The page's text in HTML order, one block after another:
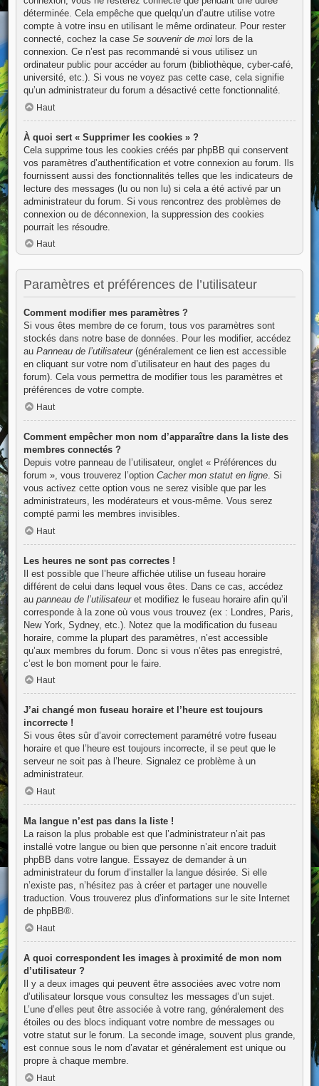
déterminée. Cela empêche que quelqu’un d’autre utilise votre
compte à votre insu en utilisant le même ordinateur. Pour rester
connecté, cochez la case Se souvenir de moilors de la
connexion. Ce n’est pas recommandé si vous utilisez un
ordinateur public pour accéder au forum (bibliothèque, cyber-café,
université, etc.). Si vous ne voyez pas cette case, cela signifie
qu’un administrateur du forum a désactivé cette fonctionnalité.
Haut
À quoi sert « Supprimer les cookies » ?
Cela supprime tous les cookies créés par phpBB qui conservent
vos paramètres d’authentification et votre connexion au forum. Ils
fournissent aussi des fonctionnalités telles que les indicateurs de
lecture des messages (lu ou non lu) si cela a été activé par un
administrateur du forum. Si vous rencontrez des problèmes de
connexion ou de déconnexion, la suppression des cookies
pourrait les résoudre.
Haut
Paramètres et préférences de l’utilisateur
Comment modifier mes paramètres ?
Si vous êtes membre de ce forum, tous vos paramètres sont
stockés dans notre base de données. Pour les modifier, accédez
au Panneau de l’utilisateur(généralement ce lien est accessible
en cliquant sur votre nom d’utilisateur en haut des pages du
forum). Cela vous permettra de modifier tous les paramètres et
préférences de votre compte.
Haut
Comment empêcher mon nom d’apparaître dans la liste des
membres connectés ?
Depuis votre panneau de l’utilisateur, onglet « Préférences du
forum », vous trouverez l’option Cacher mon statut en ligne. Si
vous activez cette option vous ne serez visible que par les
administrateurs, les modérateurs et vous-même. Vous serez
compté parmi les membres invisibles.
Haut
Les heures ne sont pas correctes !
Il est possible que l’heure affichée utilise un fuseau horaire
différent de celui dans lequel vous êtes. Dans ce cas, accédez
au panneau de l’utilisateuret modifiez le fuseau horaire afin qu’il
corresponde à la zone où vous vous trouvez (ex : Londres, Paris,
New York, Sydney, etc.). Notez que la modification du fuseau
horaire, comme la plupart des paramètres, n’est accessible
qu’aux membres du forum. Donc si vous n’êtes pas enregistré,
c’est le bon moment pour le faire.
Haut
J’ai changé mon fuseau horaire et l’heure est toujours
incorrecte !
Si vous êtes sûr d’avoir correctement paramétré votre fuseau
horaire et que l’heure est toujours incorrecte, il se peut que le
serveur ne soit pas à l’heure. Signalez ce problème à un
administrateur.
Haut
Ma langue n’est pas dans la liste !
La raison la plus probable est que l’administrateur n’ait pas
installé votre langue ou bien que personne n’ait encore traduit
phpBB dans votre langue. Essayez de demander à un
administrateur du forum d’installer la langue désirée. Si elle
n’existe pas, n’hésitez pas à créer et partager une nouvelle
traduction. Vous trouverez plus d’informations sur le site Internet
de phpBB®.
Haut
A quoi correspondent les images à proximité de mon nom
d’utilisateur ?
Il y a deux images qui peuvent être associées avec votre nom
d’utilisateur lorsque vous consultez les messages d’un sujet.
L’une d’elles peut être associée à votre rang, généralement des
étoiles ou des blocs indiquant votre nombre de messages ou
votre statut sur le forum. La seconde image, souvent plus grande,
est connue sous le nom d’avatar et généralement est unique ou
propre à chaque membre.
Haut